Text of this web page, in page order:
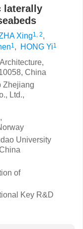
laterally
Xing1, 2,
1, HONG Yi1
China
Zhejiang
Ltd.,
University
of
Key R&D